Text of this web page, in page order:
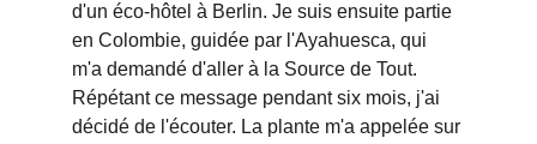
d'un éco-hôtel à Berlin. Je suis ensuite partie
en Colombie, guidée par l'Ayahuesca, qui
m'a demandé d'aller à la Source de Tout.
Répétant ce message pendant six mois, j'ai
décidé de l'écouter. La plante m'a appelée sur